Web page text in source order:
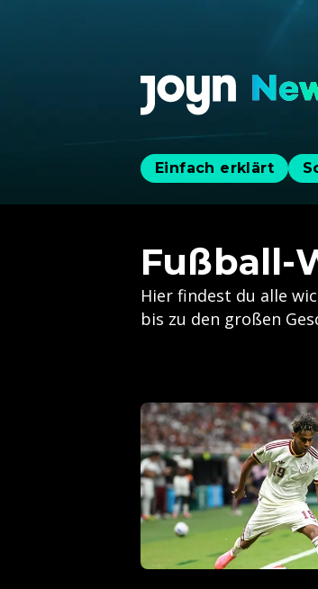
Einfach erklärt
Fußball-
Hier findest du alle
bis zu den großen